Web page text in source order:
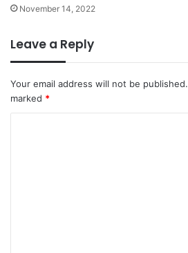
November 14, 2022
Leave a Reply
Your email address will not be published.
marked *